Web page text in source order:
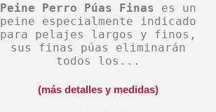
Peine Perro Púas Finas es un
peine especialmente indicado
para pelajes largos y finos,
sus finas púas eliminarán
todos los...
(más detalles y medidas)